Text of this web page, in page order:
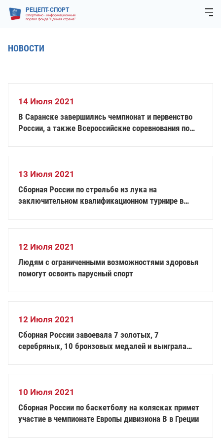
РЕЦЕПТ-СПОРТ
Спортивно - информационный
портал фонда "Единая страна"
НОВОСТИ
14 Июля 2021
В Саранске завершились чемпионат и первенство
России, а также Всероссийские соревнования по
13 Июля 2021
Сборная России по стрельбе из лука на
заключительном квалификационном турнире в
12 Июля 2021
Людям с ограниченными возможностями здоровья
помогут освоить парусный спорт
12 Июля 2021
Сборная России завоевала 7 золотых, 7
серебряных, 10 бронзовых медалей и выиграла
10 Июля 2021
Сборная России по баскетболу на колясках примет
участие в чемпионате Европы дивизиона В в Греции